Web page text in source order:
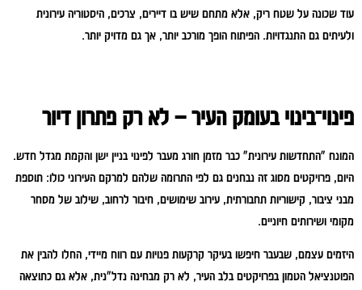
עוד שכונה על שטח ריק, אלא מתחם שיש בו דיירים, צרכים, היסטוריה עירונית
ולעיתים גם התנגדויות. הפיתוח הופך מורכב יותר, אך גם מדויק יותר.
פינוי־בינוי בעומק העיר – לא רק פתרון דיור
המונח "התחדשות עירונית" כבר מזמן חורג מעבר לפינוי בניין ישן והקמת מגדל חדש.
היום, פרויקטים מסוג זה נבחנים גם לפי התרומה שלהם למרקם העירוני כולו: תוספת
מבני ציבור, קישוריות תחבורתית, עירוב שימושים, חיבור לרחוב, שילוב של מסחר
מקומי ושירותים חיוניים.
היזמים עצמם, שבעבר חיפשו בעיקר קרקעות פנויות עם רווח מיידי, החלו להבין את
הפוטנציאל הטמון בפרויקטים בלב העיר, לא רק מבחינה נדל"נית, אלא גם כתוצאה